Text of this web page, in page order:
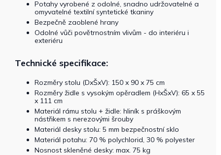
Potahy vyrobené z odolné, snadno udržovatelné a
omyvatelné textilní syntetické tkaniny
Bezpečně zaoblené hrany
Odolné vůči povětrnostním vlivům - do interiéru i
exteriéru
Technické specifikace:
Rozměry stolu (DxŠxV): 150 x 90 x 75 cm
Rozměry židle s vysokým opěradlem (HxŠxV): 65 x 55
x 111 cm
Materiál rámu stolu + židle: hliník s práškovým
nástřikem s nerezovými šrouby
Materiál desky stolu: 5 mm bezpečnostní sklo
Materiál potahu: 70 % polychlorid, 30 % polyester
Nosnost skleněné desky: max. 75 kg